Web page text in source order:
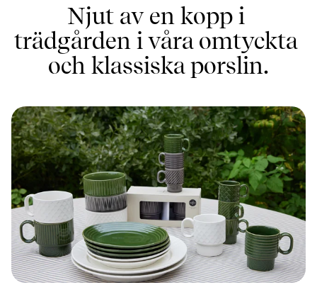
Njut av en kopp i
trädgården i våra omtyckta
och klassiska porslin.